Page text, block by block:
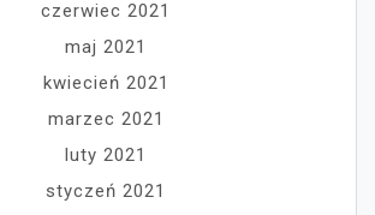
czerwiec 2021
maj 2021
kwiecień 2021
marzec 2021
luty 2021
styczeń 2021